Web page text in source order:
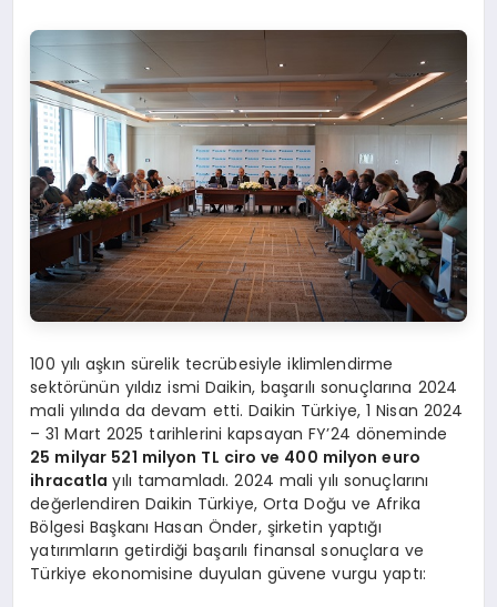
100 yılı aşkın sürelik tecrübesiyle iklimlendirme
sektörünün yıldız ismi Daikin, başarılı sonuçlarına 2024
mali yılında da devam etti. Daikin Türkiye, 1 Nisan 2024
– 31 Mart 2025 tarihlerini kapsayan FY’24 döneminde
25 milyar 521 milyon TL ciro ve 400 milyon euro
ihracatlayılı tamamladı. 2024 mali yılı sonuçlarını
değerlendiren Daikin Türkiye, Orta Doğu ve Afrika
Bölgesi Başkanı Hasan Önder, şirketin yaptığı
yatırımların getirdiği başarılı finansal sonuçlara ve
Türkiye ekonomisine duyulan güvene vurgu yaptı: